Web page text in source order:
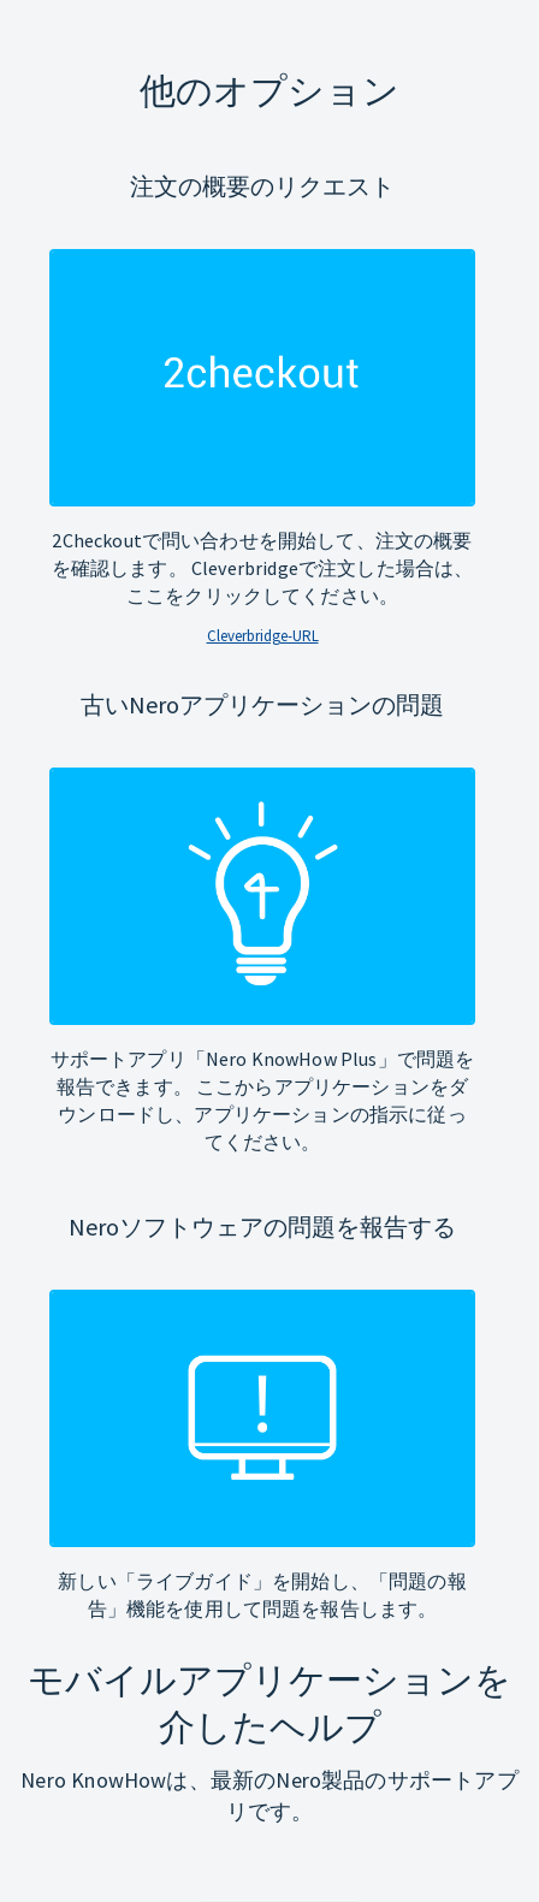
他のオプション
注文の概要のリクエスト
2Checkoutで問い合わせを開始して、注文の概要
を確認します。 Cleverbridgeで注文した場合は、
ここをクリックしてください。
Cleverbridge-URL
古いNeroアプリケーションの問題
サポートアプリ「Nero KnowHow Plus」で問題を
報告できます。 ここからアプリケーションをダ
ウンロードし、アプリケーションの指示に従っ
てください。
Neroソフトウェアの問題を報告する
新しい「ライブガイド」を開始し、「問題の報
告」機能を使用して問題を報告します。
モバイルアプリケーションを
介したヘルプ
Nero KnowHowは、最新のNero製品のサポートアプ
リです。